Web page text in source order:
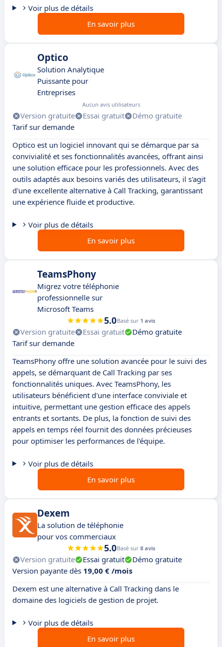
Voir plus de détails
En savoir plus
Optico
Solution Analytique
Puissante pour
Entreprises
Aucun avis utilisateurs
Version gratuite Essai gratuit
Démo gratuite
Tarif sur demande
Optico est un logiciel innovant qui se démarque par sa
convivialité et ses fonctionnalités avancées, offrant ainsi
une solution efficace pour les professionnels. Avec des
outils adaptés aux besoins variés des utilisateurs, il s'agit
d'une excellente alternative à Call Tracking, garantissant
une expérience fluide et productive.
Voir plus de détails
En savoir plus
TeamsPhony
Migrez votre téléphonie
professionnelle sur
Microsoft Teams
5.0Basé sur 1 avis
Version gratuite Essai gratuit
Démo gratuite
Tarif sur demande
TeamsPhony offre une solution avancée pour le suivi des
appels, se démarquant de Call Tracking par ses
fonctionnalités uniques. Avec TeamsPhony, les
utilisateurs bénéficient d'une interface conviviale et
intuitive, permettant une gestion efficace des appels
entrants et sortants. De plus, la fonction de suivi des
appels en temps réel fournit des données précieuses
pour optimiser les performances de l'équipe.
Voir plus de détails
En savoir plus
Dexem
La solution de téléphonie
pour vos commerciaux
5.0Basé sur 8 avis
Version gratuite Essai gratuit
Démo gratuite
Version payante dès 19,00 € /mois
Dexem est une alternative à Call Tracking dans le
domaine des logiciels de gestion de projet.
Voir plus de détails
En savoir plus